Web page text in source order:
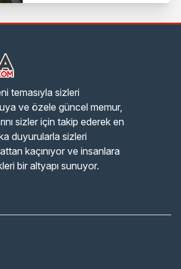
temasıyla sizleri
ve özele güncel memur,
sizler için takip ederek en
duyurularla sizleri
kaçınıyor ve insanlara
bir altyapı sunuyor.